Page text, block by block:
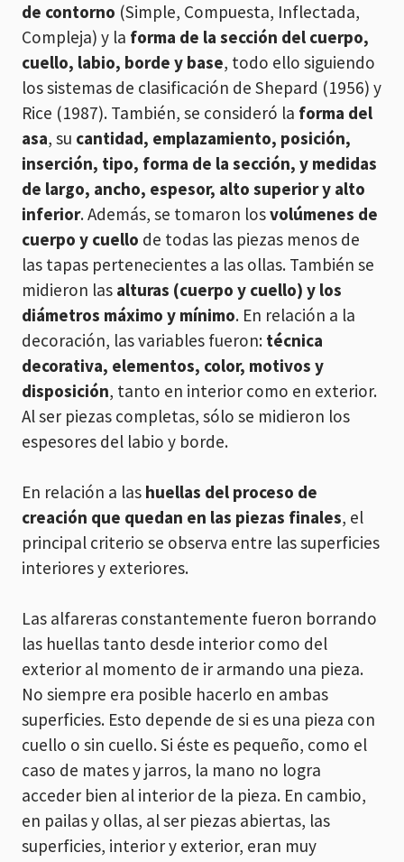
de contorno (Simple, Compuesta, Inflectada,
Compleja) y la forma de la sección del cuerpo,
cuello, labio, borde y base, todo ello siguiendo
los sistemas de clasificación de Shepard (1956) y
Rice (1987). También, se consideró la forma del
asa, su cantidad, emplazamiento, posición,
inserción, tipo, forma de la sección, y medidas
de largo, ancho, espesor, alto superior y alto
inferior. Además, se tomaron losvolúmenes de
cuerpo y cuello de todas las piezas menos de
las tapas pertenecientes a las ollas. También se
midieron las alturas (cuerpo y cuello) y los
diámetros máximo y mínimo. En relación a la
decoración, las variables fueron: técnica
decorativa, elementos, color, motivos y
disposición, tanto en interior como en exterior.
Al ser piezas completas, sólo se midieron los
espesores del labio y borde.
En relación a las huellas del proceso de
creación que quedan en las piezas finales, el
principal criterio se observa entre las superficies
interiores y exteriores.
Las alfareras constantemente fueron borrando
las huellas tanto desde interior como del
exterior al momento de ir armando una pieza.
No siempre era posible hacerlo en ambas
superficies. Esto depende de si es una pieza con
cuello o sin cuello. Si éste es pequeño, como el
caso de mates y jarros, la mano no logra
acceder bien al interior de la pieza. En cambio,
en pailas y ollas, al ser piezas abiertas, las
superficies, interior y exterior, eran muy